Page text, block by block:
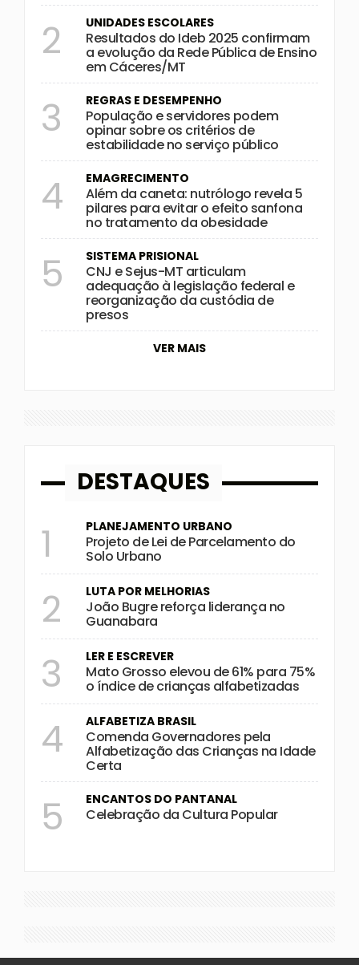
2 UNIDADES ESCOLARES
Resultados do Ideb 2025 confirmam
a evolução da Rede Pública de Ensino
em Cáceres/MT
3 REGRAS E DESEMPENHO
População e servidores podem
opinar sobre os critérios de
estabilidade no serviço público
4 EMAGRECIMENTO
Além da caneta: nutrólogo revela 5
pilares para evitar o efeito sanfona
no tratamento da obesidade
5 SISTEMA PRISIONAL
CNJ e Sejus-MT articulam
adequação à legislação federal e
reorganização da custódia de
presos
VER MAIS
DESTAQUES
1 PLANEJAMENTO URBANO
Projeto de Lei de Parcelamento do
Solo Urbano
2 LUTA POR MELHORIAS
João Bugre reforça liderança no
Guanabara
3 LER E ESCREVER
Mato Grosso elevou de 61% para 75%
o índice de crianças alfabetizadas
4 ALFABETIZA BRASIL
Comenda Governadores pela
Alfabetização das Crianças na Idade
Certa
5 ENCANTOS DO PANTANAL
Celebração da Cultura Popular